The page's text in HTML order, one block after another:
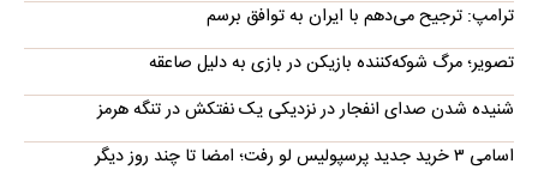
ترامپ: ترجیح می‌دهم با ایران به توافق برسم
تصویر؛ مرگ شوکه‌کننده بازیکن در بازی به دلیل صاعقه
شنیده شدن صدای انفجار در نزدیکی یک نفتکش در تنگه هرمز
اسامی ۳ خرید جدید پرسپولیس لو رفت؛ امضا تا چند روز دیگر